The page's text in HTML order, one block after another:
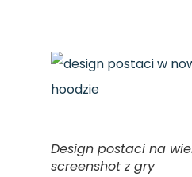
Design postaci na
screenshot z gry